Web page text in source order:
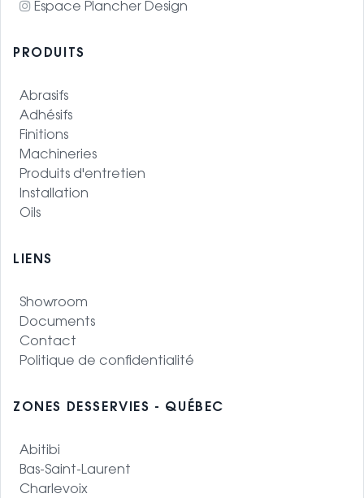
Espace Plancher Design
PRODUITS
Abrasifs
Adhésifs
Finitions
Machineries
Produits d'entretien
Installation
Oils
LIENS
Showroom
Documents
Contact
Politique de confidentialité
ZONES DESSERVIES - QUÉBEC
Abitibi
Bas-Saint-Laurent
Charlevoix